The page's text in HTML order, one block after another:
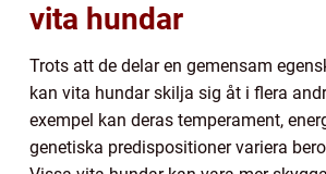
vita hundar
Trots att de delar en gemensam
kan vita hundar skilja sig åt i flera
exempel kan deras temperament,
genetiska predispositioner variera